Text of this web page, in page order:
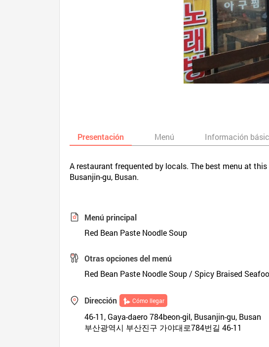
Presentación Menú Información
A restaurant frequented by locals. The best menu at
Busanjin-gu, Busan.
Menú principal
Red Bean Paste Noodle Soup
Otras opciones del menú
Red Bean Paste Noodle Soup / Spicy Braised
Dirección Cómo llegar
46-11, Gaya-daero 784beon-gil, Busanjin-gu, Busan
부산광역시 부산진구 가야대로784번길 46-11